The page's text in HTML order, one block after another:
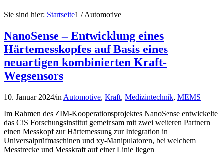
Sie sind hier: Startseite1 / Automotive
NanoSense – Entwicklung eines
Härtemesskopfes auf Basis eines
neuartigen kombinierten Kraft-
Wegsensors
10. Januar 2024/in Automotive, Kraft, Medizintechnik, MEMS
Im Rahmen des ZIM-Kooperationsprojektes NanoSense entwickelte
das CiS Forschungsinstitut gemeinsam mit zwei weiteren Partnern
einen Messkopf zur Härtemessung zur Integration in
Universalprüfmaschinen und xy-Manipulatoren, bei welchem
Messtrecke und Messkraft auf einer Linie liegen